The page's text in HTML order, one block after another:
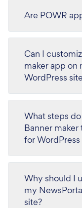
Are POWR
Can I
maker app on
WordPress
What steps
Banner
for WordPress
Why should I
my
site?